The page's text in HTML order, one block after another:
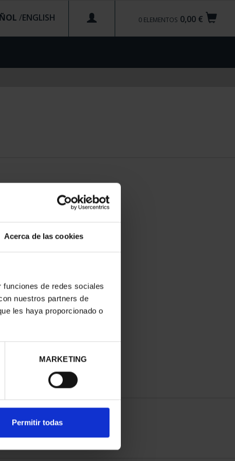
Acerca de las cookies
de redes sociales
nuestros partners de
les haya proporcionado o
MARKETING
Permitir todas
0,00 €
0 ELEMENTOS
/